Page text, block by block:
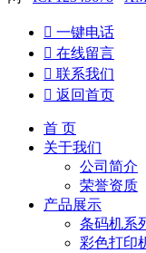
 一键电话
 在线留言
 联系我们
 返回首页
首 页
关于我们
公司简介
荣誉资质
产品展示
条码机系
彩色打印